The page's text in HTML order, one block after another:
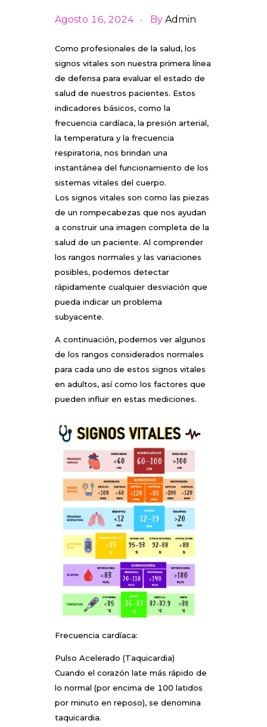
Agosto 16, 2024 By Admin
Como profesionales de la salud, los
signos vitales son nuestra primera línea
de defensa para evaluar el estado de
salud de nuestros pacientes. Estos
indicadores básicos, como la
frecuencia cardíaca, la presión arterial,
la temperatura y la frecuencia
respiratoria, nos brindan una
instantánea del funcionamiento de los
sistemas vitales del cuerpo.
Los signos vitales son como las piezas
de un rompecabezas que nos ayudan
a construir una imagen completa de la
salud de un paciente. Al comprender
los rangos normales y las variaciones
posibles, podemos detectar
rápidamente cualquier desviación que
pueda indicar un problema
subyacente.
A continuación, podemos ver algunos
de los rangos considerados normales
para cada uno de estos signos vitales
en adultos, así como los factores que
pueden influir en estas mediciones.
Frecuencia cardíaca:
Pulso Acelerado (Taquicardia)
Cuando el corazón late más rápido de
lo normal (por encima de 100 latidos
por minuto en reposo), se denomina
taquicardia.